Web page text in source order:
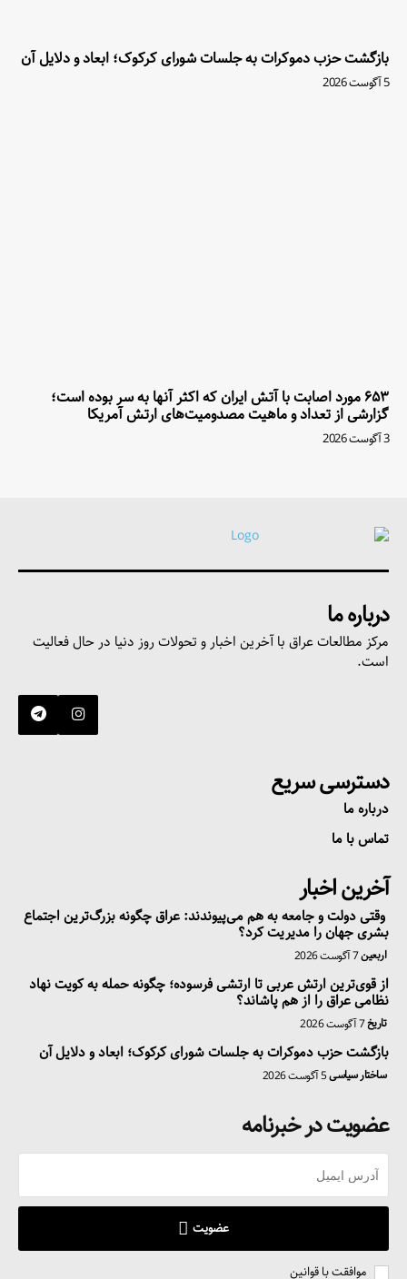
بازگشت حزب دموکرات به جلسات شورای کرکوک؛ ابعاد و دلایل آن
5 آگوست 2026
۶۵۳ مورد اصابت با آتش ایران که اکثر آنها به سر بوده است؛
گزارشی از تعداد و ماهیت مصدومیت‌های ارتش آمریکا
3 آگوست 2026
درباره ما
مرکز مطالعات عراق با آخرین اخبار و تحولات روز دنیا در حال فعالیت
است.
دسترسی سریع
درباره ما
تماس با ما
آخرین اخبار
وقتی دولت و جامعه به هم می‌پیوندند: عراق چگونه بزرگ‌ترین اجتماع
بشری جهان را مدیریت کرد؟
اربعین7 آگوست 2026
از قوی‌ترین ارتش عربی تا ارتشی فرسوده؛ چگونه حمله به کویت نهاد
نظامی عراق را از هم پاشاند؟
تاریخ7 آگوست 2026
بازگشت حزب دموکرات به جلسات شورای کرکوک؛ ابعاد و دلایل آن
ساختار سیاسی5 آگوست 2026
عضویت در خبرنامه
عضویت
موافقت با قوانین